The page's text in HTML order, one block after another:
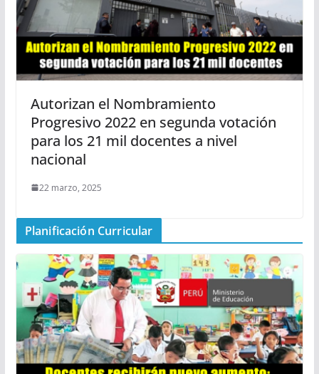
Autorizan el Nombramiento
Progresivo 2022 en segunda votación
para los 21 mil docentes a nivel
nacional
22 marzo, 2025
Planificación Curricular